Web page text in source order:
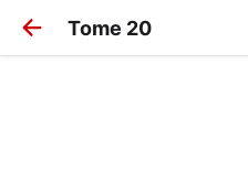
Tome 20